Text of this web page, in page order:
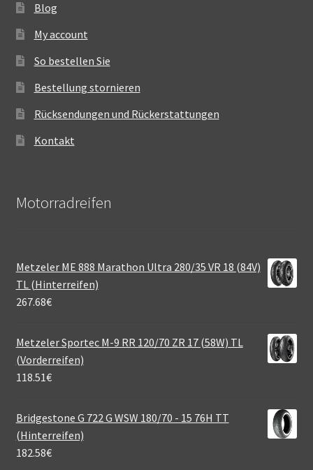
Blog
My account
So bestellen Sie
Bestellung stornieren
Rücksendungen und Rückerstattungen
Kontakt
Motorradreifen
Metzeler ME 888 Marathon Ultra 280/35 VR 18 (84V)
TL (Hinterreifen)
267.68€
Metzeler Sportec M-9 RR 120/70 ZR 17 (58W) TL
(Vorderreifen)
118.51€
Bridgestone G 722 G WSW 180/70 - 15 76H TT
(Hinterreifen)
182.58€